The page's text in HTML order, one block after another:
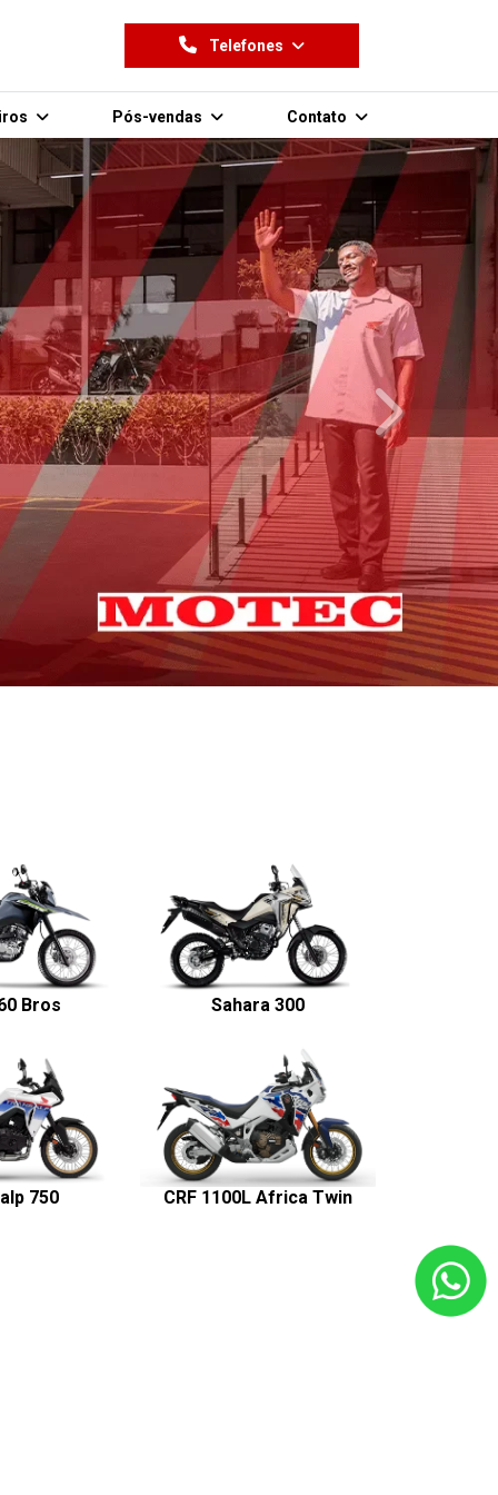
Telefones
Pós-vendas Contato
Bros Sahara 300
750 CRF 1100L Africa Twin